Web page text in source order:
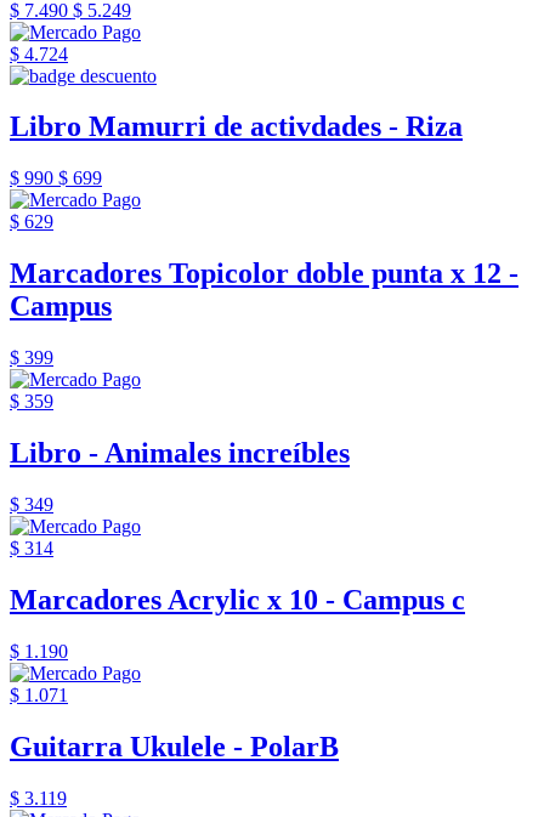
$ 7.490 $ 5.249
$ 4.724
Libro Mamurri de activdades - Riza
$ 990 $ 699
$ 629
Marcadores Topicolor doble punta x 12 -
Campus
$ 399
$ 359
Libro - Animales increíbles
$ 349
$ 314
Marcadores Acrylic x 10 - Campus c
$ 1.190
$ 1.071
Guitarra Ukulele - PolarB
$ 3.119